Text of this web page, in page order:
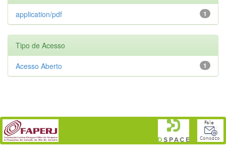
1
application/pdf
Tipo de Acesso
1
Acesso Aberto